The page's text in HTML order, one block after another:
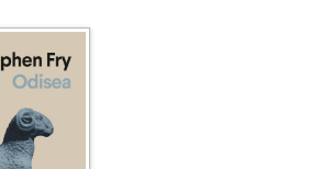
que se abrieron ante ellas y los
de la literatura de viajes desde una
género, recuperar obras olvidadas y
desestabilizan las versiones
abren nuevos caminos para las